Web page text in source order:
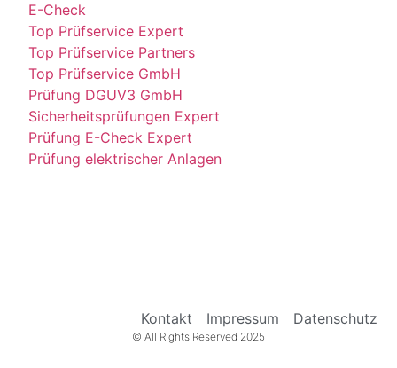
E-Check
Top Prüfservice Expert
Top Prüfservice Partners
Top Prüfservice GmbH
Prüfung DGUV3 GmbH
Sicherheitsprüfungen Expert
Prüfung E-Check Expert
Prüfung elektrischer Anlagen
Kontakt Impressum Datenschutz
© All Rights Reserved 2025